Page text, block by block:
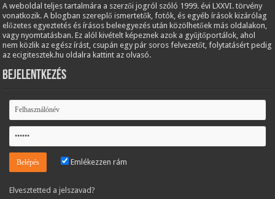
A weboldal teljes tartalmára a szerzői jogról szóló 1999. évi LXXVI. törvény
vonatkozik. A blogban szereplő ismertetők, fotók, és egyéb írások kizárólag
előzetes egyeztetés és írásos beleegyezés után közölhetőek más oldalakon,
vagy nyomtatásban. Ez alól kivételt képeznek azok a gyűjtőportálok, ahol
nem közlik az egész írást, csupán egy pár soros felvezetőt, folytatásért pedig
az ecigitesztek.hu oldalra kattint az olvasó.
Bejelentkezés
Emlékezzen rám
Elvesztetted a jelszavad?